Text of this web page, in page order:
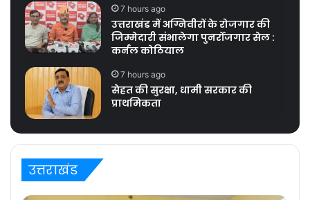
7 hours ago
उत्तराखंड में अग्निवीरों के रोजगार की
जिम्मेदारी संभालेगा पुनर्रोजगार सेल :
कर्नल कोठियाल
7 hours ago
सेहत की सुरक्षा, धामी सरकार की
प्राथमिकता
उत्तराखंड